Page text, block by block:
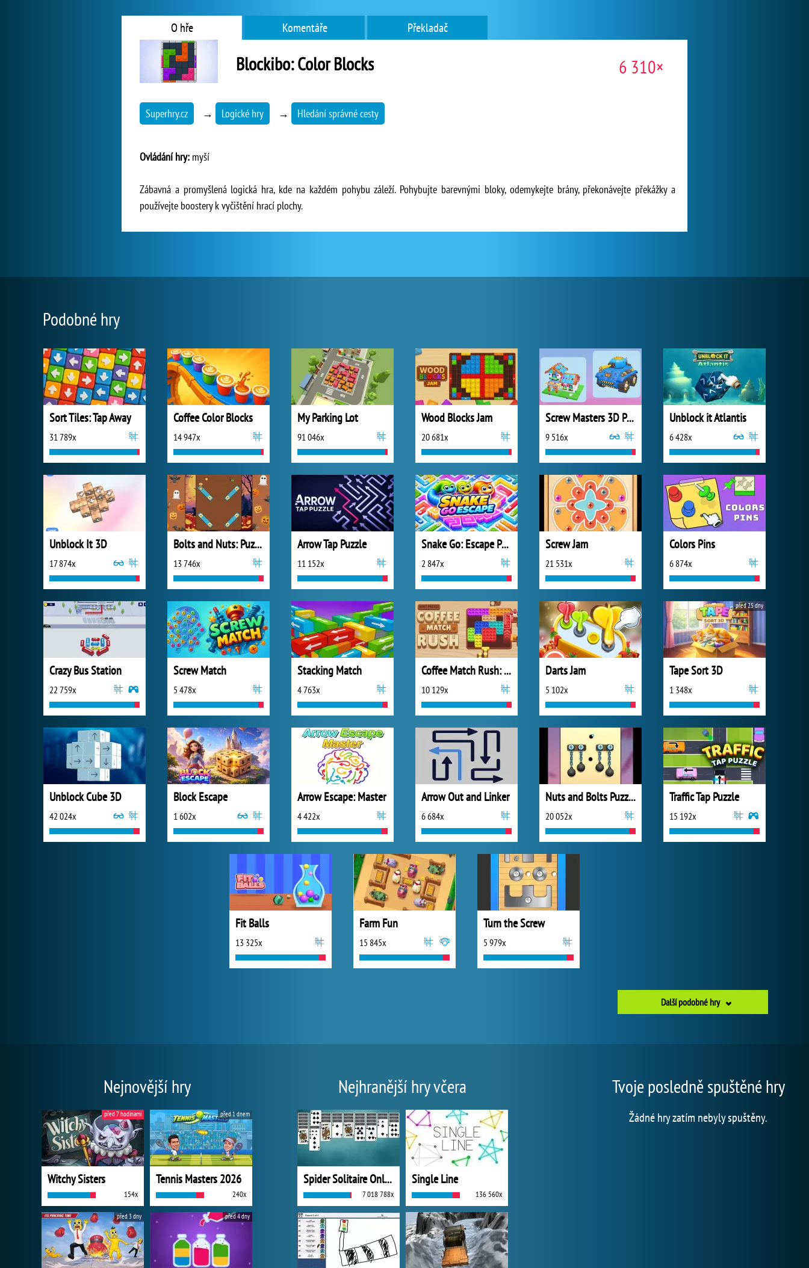
O hře Komentáře Překladač
Blockibo: Color Blocks 6 310×
Superhry.cz → Logické hry → Hledání správné cesty
Ovládání hry: myší
Zábavná a promyšlená logická hra, kde na každém pohybu záleží. Pohybujte barevnými bloky, odemykejte brány, překonávejte překážky a
používejte boostery k vyčištění hrací plochy.
Podobné hry
Sort Tiles: Tap Away
31 789x
Coffee Color Blocks
14 947x
My Parking Lot
91 046x
Wood Blocks Jam
20 681x
Screw Masters 3D Puzzle
9 516x
Unblock it Atlantis
6 428x
Unblock It 3D
17 874x
Bolts and Nuts: Puzzle
13 746x
Arrow Tap Puzzle
11 152x
Snake Go: Escape Puzzle
2 847x
Screw Jam
21 531x
Colors Pins
6 874x
Crazy Bus Station
22 759x
Screw Match
5 478x
Stacking Match
4 763x
Coffee Match Rush: Sort Puzzle
10 129x
Darts Jam
5 102x
Tape Sort 3D
1 348x
před 25 dny
Unblock Cube 3D
42 024x
Block Escape
1 602x
Arrow Escape: Master
4 422x
Arrow Out and Linker
6 684x
Nuts and Bolts Puzzle
20 052x
Traffic Tap Puzzle
15 192x
Fit Balls
13 325x
Farm Fun
15 845x
Turn the Screw
5 979x
Další podobné hry
Nejnovější hry
Witchy Sisters
154x
před 7 hodinami
Tennis Masters 2026
240x
před 1 dnem
před 3 dny před 4 dny
Nejhranější hry včera
Spider Solitaire Online
7 018 788x
Single Line
136 560x
Tvoje posledně spuštěné hry
Žádné hry zatím nebyly spuštěny.